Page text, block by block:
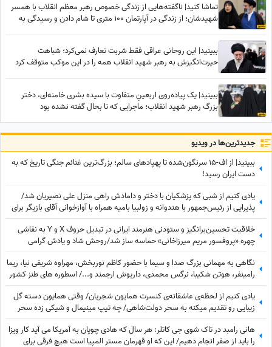
تماشا کنید| ناگفته‌هایی از زندگی خصوص رهبر معظم انقلاب با همسر
شهیدشان؛ از زندگی در آپارتمان 100 متری تا شام دادن و رسیدگی به
ببینید| این روحانی عراقی فقط شربت تعارف نمی‌کرد؛ شباهت
حیرت‌انگیزش به رهبر شهید انقلاب همه را در این موکب متوقف کرد
ببینید| یک پیاده‌روی اربعینِ متفاوت با سیده بشری خامنه‌ای، دختر
بزرگ رهبر شهید انقلاب؛ ماجرایی که تا بحال گفته نشده بود
جدید‌ترین‌ها در ویدیو
ببینید| از اف-15 سرنگون‌شده تا پهپادهای سالم؛ بزرگ‌ترین غنائم جنگی تاریخ که به
دست ایران رسید!
یادی کنیم از شبی که پزشکیان با دختر و دامادش راهی منزل علی نصیریان شد/
پذیرایی از رئیس‌جمهور با هندوانه و زولبیا بامیه همراه با آوازخوانی آقای بازیگر برای
دکتر پزشکیان+ویدیو
خلاقیت تحسین‌برانگیز و ستودنی هنرمند ایرانی در تبدیل حروف X و Y به نقاشی
چهره «پروفسور مریم میرزاخانی» حماسه ساز شد/روحش شاد و یادش گرامی
نگاهی به مهمانی بزرگ صدا و سیما با حضور کاظم نوربخش، مهراوه شریفی نیا، ریما
رامینفر، هوتن شکیبا، نرگس محمدی، داریوش ارجمند و.../ اسطوره های طنز کشور
در یک قاب
یادی کنیم از لحظه‌ی عاشقانه‌ی کنسرت همایون شجریان/ وقتی همایون دسته گل
زیبایی رو تقدیم میکنه به سحر دولت‌شاهی/ چه تیپ مینیمال و شیکی زده سحر
خانم!
هانی رامبد در تاک شوی جی کاتلر: هر سال که هادی چوپان به آمریکا می آید کار ویزا
را باید از صفر انجام دهیم/ این که او قهرمان مستر المپیا است هیچ فرقی برای